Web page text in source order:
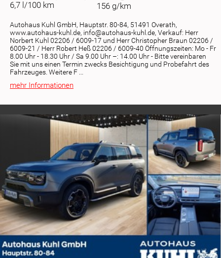
6,7 l/100 km 156 g/km
Autohaus Kuhl GmbH, Hauptstr. 80-84, 51491 Overath,
www.autohaus-kuhl.de, info@autohaus-kuhl.de, Verkauf: Herr
Norbert Kuhl 02206 / 6009-17 und Herr Christopher Braun 02206 /
6009-21 / Herr Robert Heß 02206 / 6009-40 Öffnungszeiten: Mo - Fr
8.00 Uhr - 18.30 Uhr / Sa 9.00 Uhr –: 14.00 Uhr - Bitte vereinbaren
Sie mit uns einen Termin zwecks Besichtigung und Probefahrt des
Fahrzeuges. Weitere F ...
mehr Informationen